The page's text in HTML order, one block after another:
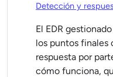
Detección y
El EDR
los puntos finales
respuesta por
cómo funciona,